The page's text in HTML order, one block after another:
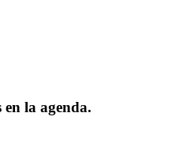
en la agenda.